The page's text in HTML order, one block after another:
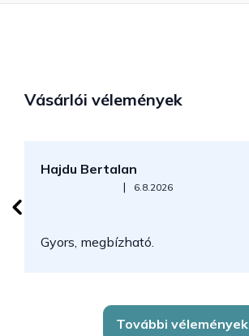
Vásárlói vélemények
Hajdu Bertalan
Az áruház értékelése 5-ből 5 csillag.
| 6.8.2026
Gyors, megbízható.
További vélemények